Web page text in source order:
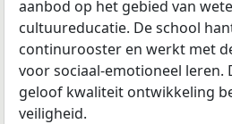
aanbod op het gebied van
cultuureducatie. De school
continurooster en werkt met
voor sociaal-emotioneel leren.
geloof kwaliteit ontwikkeling
veiligheid.